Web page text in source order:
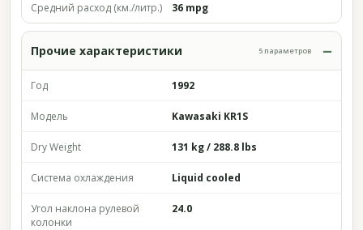
Средний расход (км./литр.) 36 mpg
Прочие характеристики 5 параметров
Год 1992
Модель Kawasaki KR1S
Dry Weight 131 kg / 288.8 lbs
Система охлаждения Liquid cooled
Угол наклона рулевой
колонки
24.0